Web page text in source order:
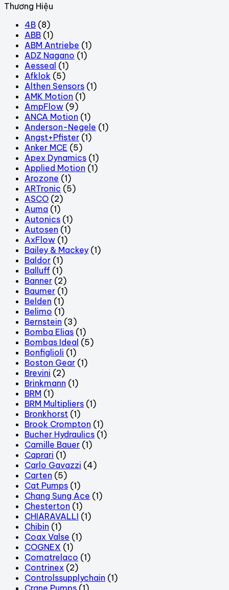
Thương Hiệu
4B (8)
ABB (1)
ABM Antriebe (1)
ADZ Nagano (1)
Aesseal (1)
Afklok (5)
Althen Sensors (1)
AMK Motion (1)
AmpFlow (9)
ANCA Motion (1)
Anderson-Negele (1)
Angst+Pfister (1)
Anker MCE (5)
Apex Dynamics (1)
Applied Motion (1)
Arozone (1)
ARTronic (5)
ASCO (2)
Auma (1)
Autonics (1)
Autosen (1)
AxFlow (1)
Bailey & Mackey (1)
Baldor (1)
Balluff (1)
Banner (2)
Baumer (1)
Belden (1)
Belimo (1)
Bernstein (3)
Bomba Elias (1)
Bombas Ideal (5)
Bonfiglioli (1)
Boston Gear (1)
Brevini (2)
Brinkmann (1)
BRM (1)
BRM Multipliers (1)
Bronkhorst (1)
Brook Crompton (1)
Bucher Hydraulics (1)
Camille Bauer (1)
Caprari (1)
Carlo Gavazzi (4)
Carten (5)
Cat Pumps (1)
Chang Sung Ace (1)
Chesterton (1)
CHIARAVALLI (1)
Chibin (1)
Coax Valse (1)
COGNEX (1)
Comatrelaco (1)
Contrinex (2)
Controlssupplychain (1)
Crane Pumps (1)